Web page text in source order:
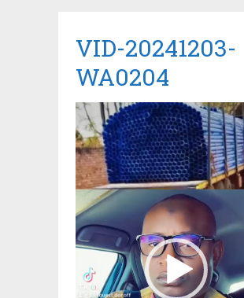
VID-20241203-
WA0204
Lecteur
vidéo